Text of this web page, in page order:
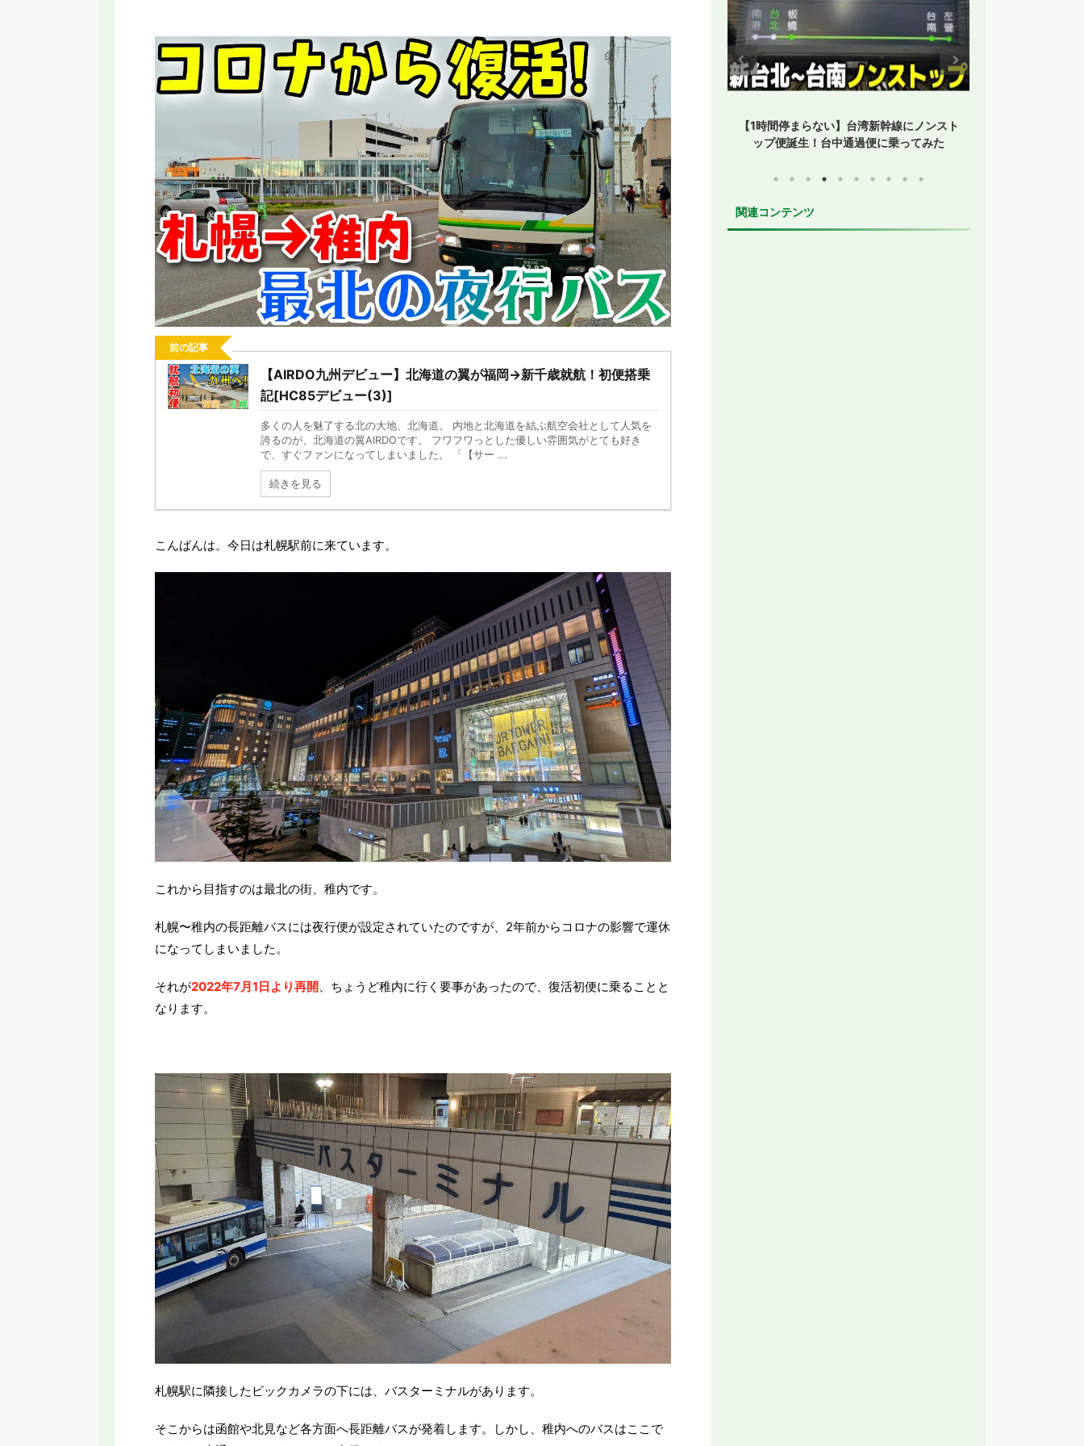
前の記事
【AIRDO九州デビュー】北海道の翼が福岡→新千歳就航！初便搭乗
記[HC85デビュー(3)]
多くの人を魅了する北の大地、北海道。 内地と北海道を結ぶ航空会社として人気を
誇るのが、北海道の翼AIRDOです。 フワフワっとした優しい雰囲気がとても好き
で、すぐファンになってしまいました。 「【サー ...
続きを見る
こんばんは。今日は札幌駅前に来ています。
これから目指すのは最北の街、稚内です。
札幌〜稚内の長距離バスには夜行便が設定されていたのですが、2年前からコロナの影響で運休
になってしまいました。
それが2022年7月1日より再開 、ちょうど稚内に行く要事があったので、復活初便に乗ることと
なります。
札幌駅に隣接したビックカメラの下には、バスターミナルがあります。
そこからは函館や北見など各方面へ長距離バスが発着します。しかし、稚内へのバスはここで
【2026年新駅】手柄山平和公園駅を見に行
ってみた！姫路モノレールの終着駅
【全都道府県制覇】東横イン高知がオープ
ン！初日に泊まってみた
【1時間停まらない】台湾新幹線にノンスト
ップ便誕生！台中通過便に乗ってみた
関連コンテンツ